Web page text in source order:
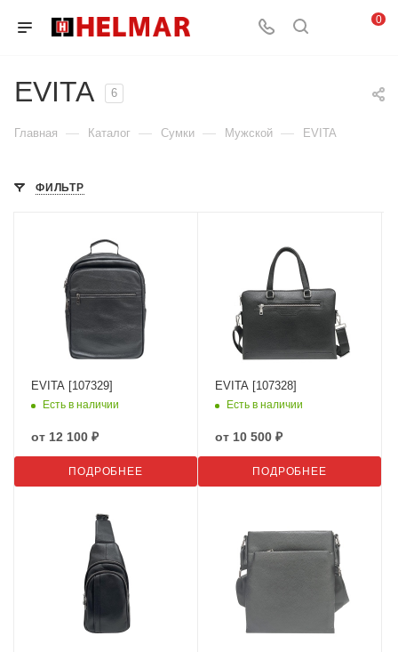
0
EVITA 6
Главная — Каталог — Сумки — Мужской — EVITA
ФИЛЬТР
EVITA [107329]
Есть в наличии
от 12 100 ₽
ПОДРОБНЕЕ
EVITA [107328]
Есть в наличии
от 10 500 ₽
ПОДРОБНЕЕ